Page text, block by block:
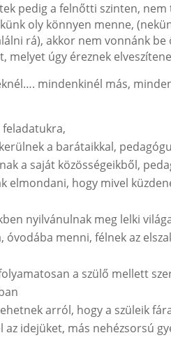
pedig a felnőtti szinten,
oly könnyen menne,
rá), akkor nem vonnánk be
úgy éreznek
mindenkinél más,
a barátaikkal,
a saját közösségeikből,
elmondani, hogy mivel
nyilvánulnak meg lelki
menni, félnek az
a szülő mellett
arról, hogy a szüleik
idejüket, más nehézsorsú